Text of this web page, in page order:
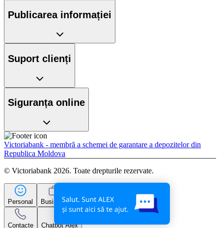
Publicarea informației
Suport clienți
Siguranța online
Victoriabank - membră a schemei de garantare a depozitelor din
Republica Moldova
© Victoriabank 2026. Toate drepturile rezervate.
Personal Business
Contacte Chatbot Alex